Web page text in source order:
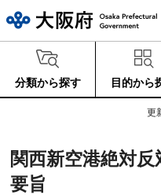
分類から探す 目的から
更
関西新空港絶対
要旨